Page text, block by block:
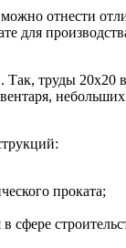
отнести
для
труды
проката;
сфере